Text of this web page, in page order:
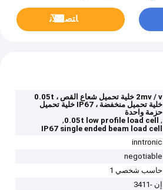
ﺎﺘﺼﻟ ﺍﻶﻧ
2mv / v خلية تحميل شعاع القص ، 0.05t
خلية تحميل منخفضة ، IP67 خلية تحميل
حزمة واحدة
,
0.05t low profile load cell
,
IP67 single ended beam load cell
inntronic
negotiable
حاسب شخصي 1
إن -3411